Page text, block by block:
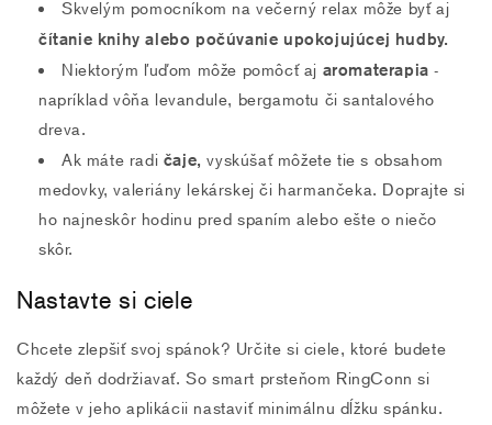
Skvelým pomocníkom na večerný relax môže byť aj
čítanie knihy alebo počúvanie upokojujúcej hudby.
Niektorým ľuďom môže pomôcť aj aromaterapia -
napríklad vôňa levandule, bergamotu či santalového
dreva.
Ak máte radi čaje, vyskúšať môžete tie s obsahom
medovky, valeriány lekárskej či harmančeka. Doprajte si
ho najneskôr hodinu pred spaním alebo ešte o niečo
skôr.
Nastavte si ciele
Chcete zlepšiť svoj spánok? Určite si ciele, ktoré budete
každý deň dodržiavať. So smart prsteňom RingConn si
môžete v jeho aplikácii nastaviť minimálnu dĺžku spánku.